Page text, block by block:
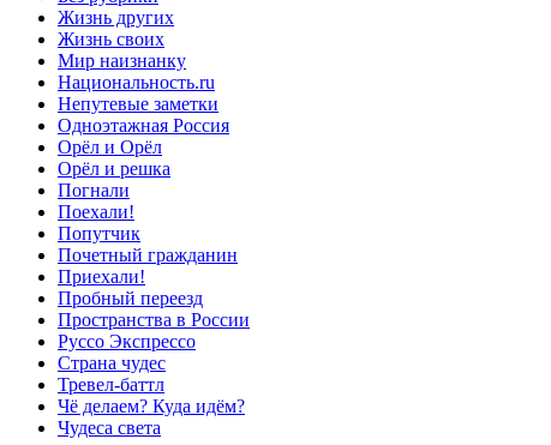
Жизнь других
Жизнь своих
Мир наизнанку
Национальность.ru
Непутевые заметки
Одноэтажная Россия
Орёл и Орёл
Орёл и решка
Погнали
Поехали!
Попутчик
Почетный гражданин
Приехали!
Пробный переезд
Пространства в России
Руссо Экспрессо
Страна чудес
Тревел-баттл
Чё делаем? Куда идём?
Чудеса света